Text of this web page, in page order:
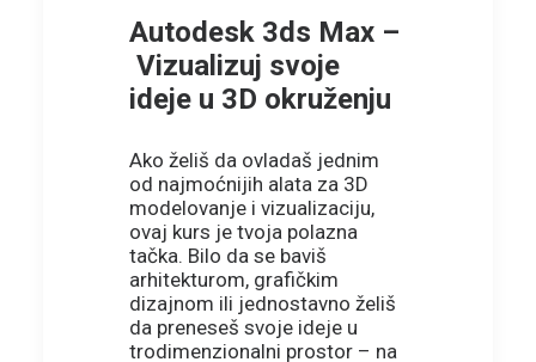
Autodesk 3ds Max –
Vizualizuj svoje
ideje u 3D okruženju
Ako želiš da ovladaš jednim
od najmoćnijih alata za 3D
modelovanje i vizualizaciju,
ovaj kurs je tvoja polazna
tačka. Bilo da se baviš
arhitekturom, grafičkim
dizajnom ili jednostavno želiš
da preneseš svoje ideje u
trodimenzionalni prostor – na